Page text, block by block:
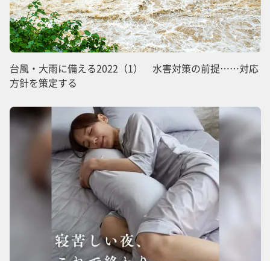
台風・大雨に備える2022（1） 水害対策の前提……対応
方針を策定する